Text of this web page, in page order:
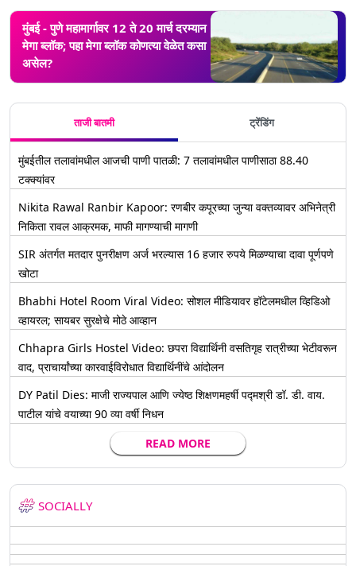
मुंबई - पुणे महामार्गावर 12 ते 20 मार्च दरम्यान
मेगा ब्लॉक; पहा मेगा ब्लॉक कोणत्या वेळेत कसा
असेल?
ताजी बातमी ट्रेंडिंग
मुंबईतील तलावांमधील आजची पाणी पातळी: 7 तलावांमधील पाणीसाठा 88.40
टक्क्यांवर
Nikita Rawal Ranbir Kapoor: रणबीर कपूरच्या जुन्या वक्तव्यावर अभिनेत्री
निकिता रावल आक्रमक, माफी मागण्याची मागणी
SIR अंतर्गत मतदार पुनरीक्षण अर्ज भरल्यास 16 हजार रुपये मिळण्याचा दावा पूर्णपणे
खोटा
Bhabhi Hotel Room Viral Video: सोशल मीडियावर हॉटेलमधील व्हिडिओ
व्हायरल; सायबर सुरक्षेचे मोठे आव्हान
Chhapra Girls Hostel Video: छपरा विद्यार्थिनी वसतिगृह रात्रीच्या भेटीवरून
वाद, प्राचार्यांच्या कारवाईविरोधात विद्यार्थिनींचे आंदोलन
DY Patil Dies: माजी राज्यपाल आणि ज्येष्ठ शिक्षणमहर्षी पद्मश्री डॉ. डी. वाय.
पाटील यांचे वयाच्या 90 व्या वर्षी निधन
READ MORE
SOCIALLY